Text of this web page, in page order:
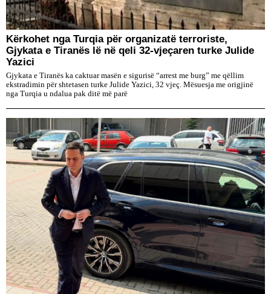
Kërkohet nga Turqia për organizatë terroriste,
Gjykata e Tiranës lë në qeli 32-vjeçaren turke Julide
Yazici
Gjykata e Tiranës ka caktuar masën e sigurisë “arrest me burg” me qëllim
ekstradimin për shtetasen turke Julide Yazici, 32 vjeç. Mësuesja me origjinë
nga Turqia u ndalua pak ditë më parë